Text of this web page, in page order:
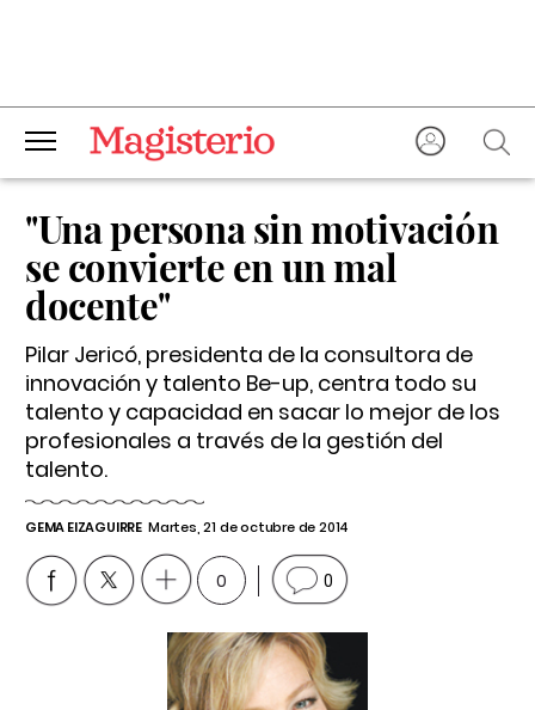
"Una persona sin motivación
se convierte en un mal
docente"
Pilar Jericó, presidenta de la consultora de
innovación y talento Be-up, centra todo su
talento y capacidad en sacar lo mejor de los
profesionales a través de la gestión del
talento.
GEMA EIZAGUIRRE Martes, 21 de octubre de 2014
0 0